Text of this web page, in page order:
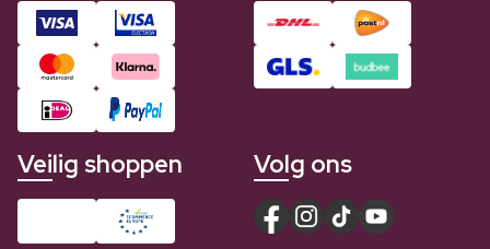
Veilig shoppen Volg ons